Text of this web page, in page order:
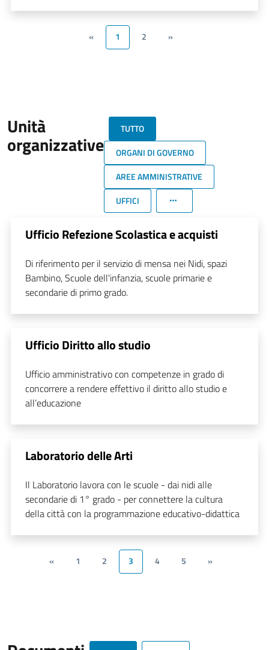
« 1 2 »
Unità
organizzative
TUTTO
ORGANI DI GOVERNO
AREE AMMINISTRATIVE
UFFICI
Ufficio Refezione Scolastica e acquisti
Di riferimento per il servizio di mensa nei Nidi, spazi
Bambino, Scuole dell'infanzia, scuole primarie e
secondarie di primo grado.
Ufficio Diritto allo studio
Ufficio amministrativo con competenze in grado di
concorrere a rendere effettivo il diritto allo studio e
all’educazione
Laboratorio delle Arti
Il Laboratorio lavora con le scuole - dai nidi alle
secondarie di 1° grado - per connettere la cultura
della città con la programmazione educativo-didattica
« 1 2 3 4 5 »